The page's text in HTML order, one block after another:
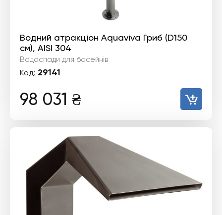
Водний атракціон Aquaviva Гриб (D150
см), AISI 304
Водоспади для басейнів
Код: 29141
98 031 ₴